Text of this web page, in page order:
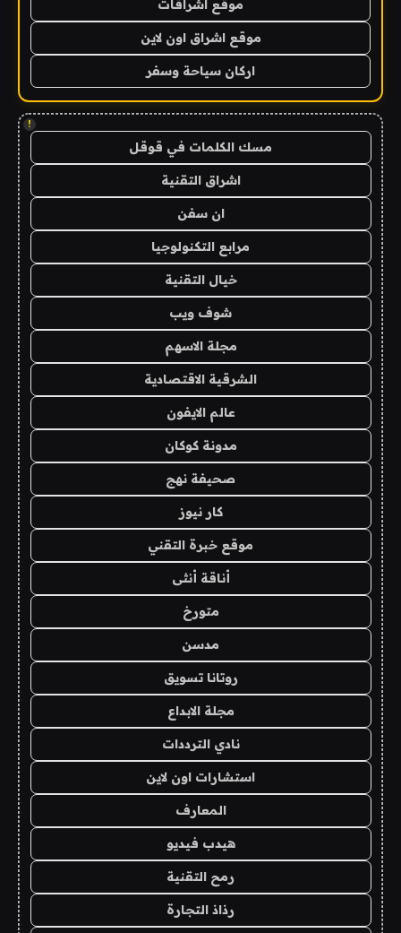
موقع اشراقات
موقع اشراق اون لاين
اركان سياحة وسفر
!
مسك الكلمات في قوقل
اشراق التقنية
ان سفن
مرابع التكنولوجيا
خيال التقنية
شوف ويب
مجلة الاسهم
الشرقية الاقتصادية
عالم الايفون
مدونة كوكان
صحيفة نهج
كار نيوز
موقع خبرة التقني
أناقة أنثى
متورخ
مدسن
روتانا تسويق
مجلة الابداع
نادي الترددات
استشارات اون لاين
المعارف
هيدب فيديو
رمح التقنية
رذاذ التجارة